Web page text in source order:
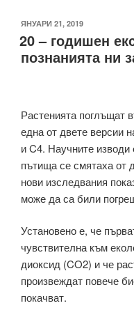
ПУБЛИКУВАНО
НА
ЯНУАРИ 21, 2019
20 – годишен
познанията ни
Растенията поглъщат
една от двете версии
и C4. Научните изводи
пътища се смятаха от
нови изследвания
може да са били
Установено е, че
чувствителна към
диоксид (CO2) и че
произвеждат повече
покачват.